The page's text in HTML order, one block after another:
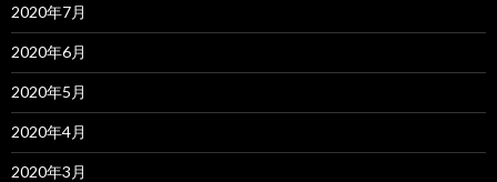
2020年7月
2020年6月
2020年5月
2020年4月
2020年3月